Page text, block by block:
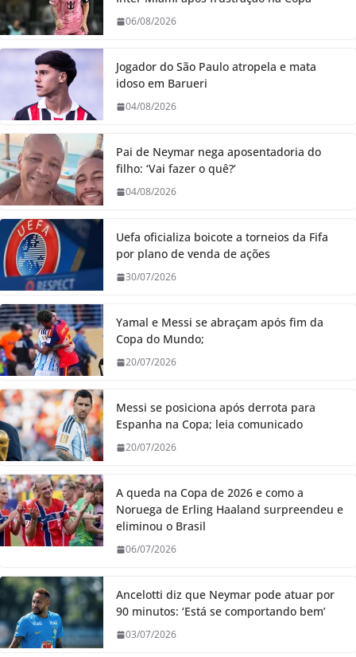
06/08/2026
Jogador do São Paulo atropela e mata
idoso em Barueri
04/08/2026
Pai de Neymar nega aposentadoria do
filho: ‘Vai fazer o quê?’
04/08/2026
Uefa oficializa boicote a torneios da Fifa
por plano de venda de ações
30/07/2026
Yamal e Messi se abraçam após fim da
Copa do Mundo;
20/07/2026
Messi se posiciona após derrota para
Espanha na Copa; leia comunicado
20/07/2026
A queda na Copa de 2026 e como a
Noruega de Erling Haaland surpreendeu e
eliminou o Brasil
06/07/2026
Ancelotti diz que Neymar pode atuar por
90 minutos: ‘Está se comportando bem’
03/07/2026